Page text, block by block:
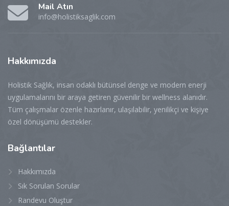
Mail Atın
info@holistiksaglik.com
Hakkımızda
Holistik Sağlık, insan odaklı bütünsel denge ve modern enerji
uygulamalarını bir araya getiren güvenilir bir wellness alanıdır.
Tüm çalışmalar özenle hazırlanır, ulaşılabilir, yenilikçi ve kişiye
özel dönüşümü destekler.
Bağlantılar
Hakkımızda
Sık Sorulan Sorular
Randevu Oluştur